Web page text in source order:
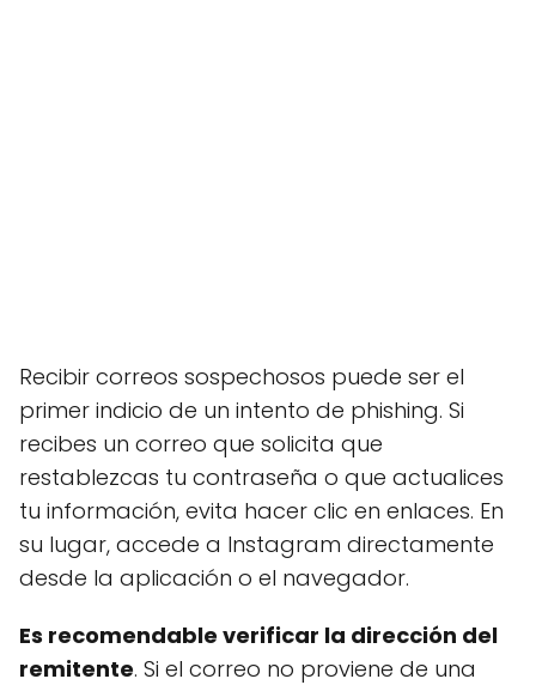
Recibir correos sospechosos puede ser el
primer indicio de un intento de phishing. Si
recibes un correo que solicita que
restablezcas tu contraseña o que actualices
tu información, evita hacer clic en enlaces. En
su lugar, accede a Instagram directamente
desde la aplicación o el navegador.
Es recomendable verificar la dirección del
remitente. Si el correo no proviene de una